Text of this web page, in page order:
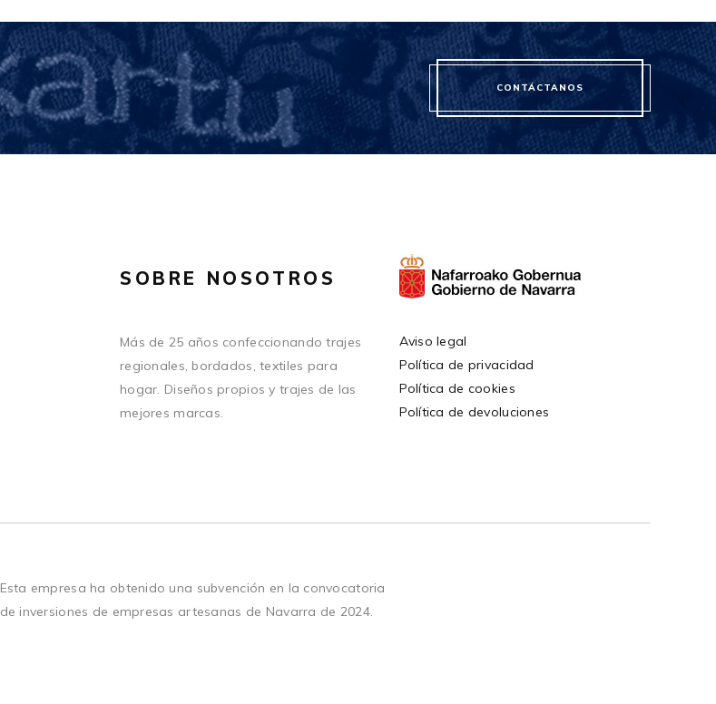
CONTÁCTANOS
SOBRE NOSOTROS
Más de 25 años confeccionando trajes
regionales, bordados, textiles para
hogar. Diseños propios y trajes de las
mejores marcas.
Aviso legal
Política de privacidad
Política de cookies
Política de devoluciones
Esta empresa ha obtenido una subvención en la convocatoria
de inversiones de empresas artesanas de Navarra de 2024.